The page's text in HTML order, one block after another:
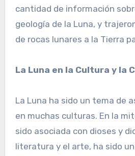
cantidad de información
geología de la Luna, y
de rocas lunares a la Tierra
La Luna en la Cultura y la
La Luna ha sido un tema de
en muchas culturas. En la
sido asociada con dioses y
literatura y el arte, ha sido